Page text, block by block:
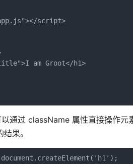
script>
am Groot</h1>
通过 className 属性直接操作
果。